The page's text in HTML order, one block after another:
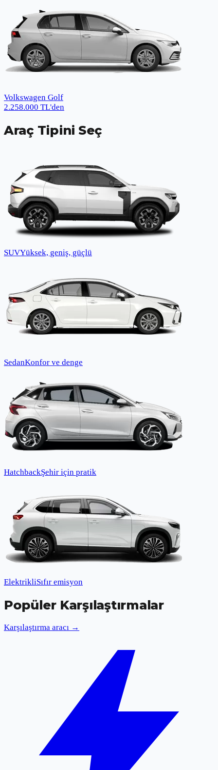
Volkswagen Golf
2.258.000 TL'den
Araç Tipini Seç
SUVYüksek, geniş, güçlü
SedanKonfor ve denge
HatchbackŞehir için pratik
ElektrikliSıfır emisyon
Popüler Karşılaştırmalar
Karşılaştırma aracı →